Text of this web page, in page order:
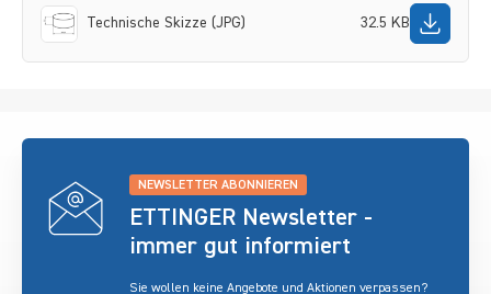
Technische Skizze (JPG) 32.5 KB
NEWSLETTER ABONNIEREN
ETTINGER Newsletter -
immer gut informiert
Sie wollen keine Angebote und Aktionen verpassen?